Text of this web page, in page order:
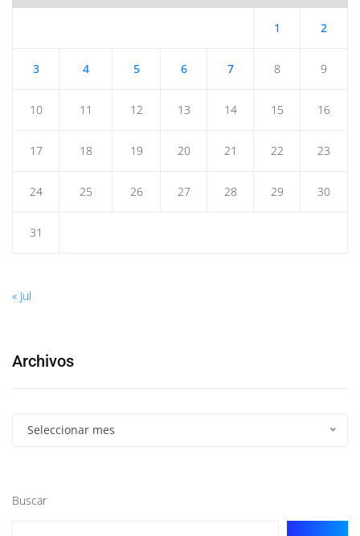
1 2
3 4 5 6 7 8 9
10 11 12 13 14 15 16
17 18 19 20 21 22 23
24 25 26 27 28 29 30
31
« Jul
Archivos
Seleccionar mes
Buscar